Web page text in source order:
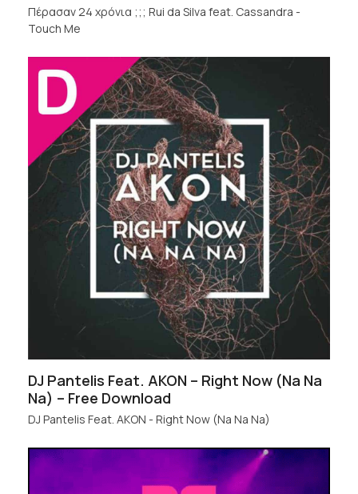
Πέρασαν 24 χρόνια ;;; Rui da Silva feat. Cassandra -
Touch Me
DJ Pantelis Feat. AKON – Right Now (Na Na
Na) – Free Download
DJ Pantelis Feat. AKON - Right Now (Na Na Na)